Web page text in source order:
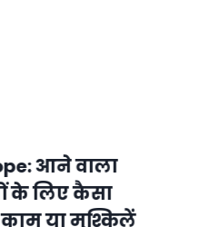
आने वाला
के लिए कैसा
या मुश्किलें